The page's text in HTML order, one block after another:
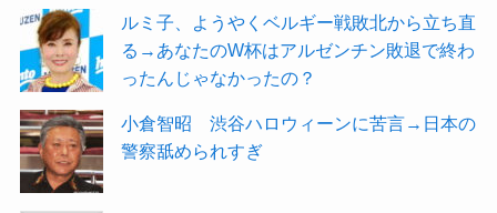
ルミ子、ようやくベルギー戦敗北から立ち直
る→あなたのW杯はアルゼンチン敗退で終わ
ったんじゃなかったの？
小倉智昭 渋谷ハロウィーンに苦言→日本の
警察舐められすぎ